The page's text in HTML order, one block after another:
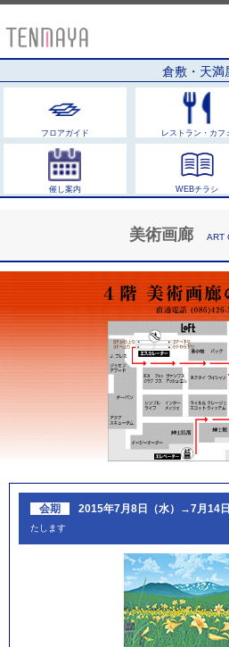
倉敷・天満
フロアガイド レストラン・カフ
催し案内 WEBチラシ
美術画廊 ART
会期 2015年7月8日（水）→7月14日
たします